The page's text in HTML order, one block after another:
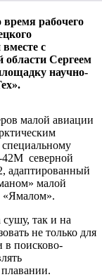
рабочего
с
Сергеем
научно-
малой авиации
42М северной
адаптированный
малой
«Ямалом».
так и на
не только для
в поисково-